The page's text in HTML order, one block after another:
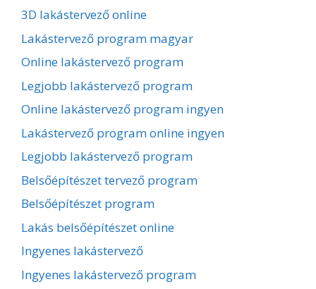
3D lakástervező online
Lakástervező program magyar
Online lakástervező program
Legjobb lakástervező program
Online lakástervező program ingyen
Lakástervező program online ingyen
Legjobb lakástervező program
Belsőépítészet tervező program
Belsőépítészet program
Lakás belsőépítészet online
Ingyenes lakástervező
Ingyenes lakástervező program